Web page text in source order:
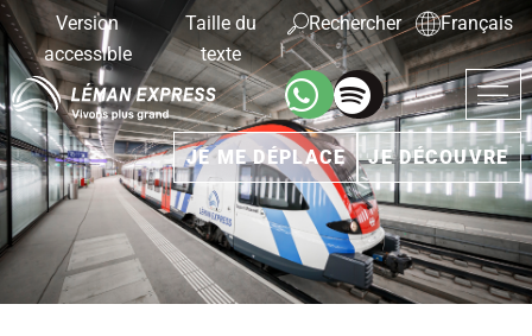
Version
accessible
Taille du
texte
Rechercher Français
JE ME DÉPLACE JE DÉCOUVRE